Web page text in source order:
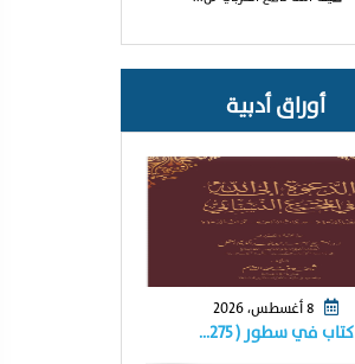
أوراق أدبية
كتاب في سطور ( ٢٧٥…